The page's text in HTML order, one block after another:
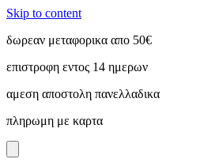
Skip to content
δωρεαν μεταφορικα απο 50€
επιστροφη εντος 14 ημερων
αμεση αποστολη πανελλαδικα
πληρωμη με καρτα